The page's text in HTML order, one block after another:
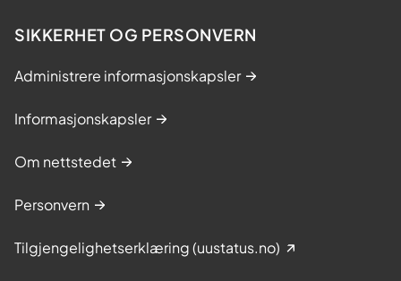
SIKKERHET OG PERSONVERN
Administrere informasjonskapsler
Informasjonskapsler
Om nettstedet
Personvern
Tilgjengelighetserklæring (uustatus.no)